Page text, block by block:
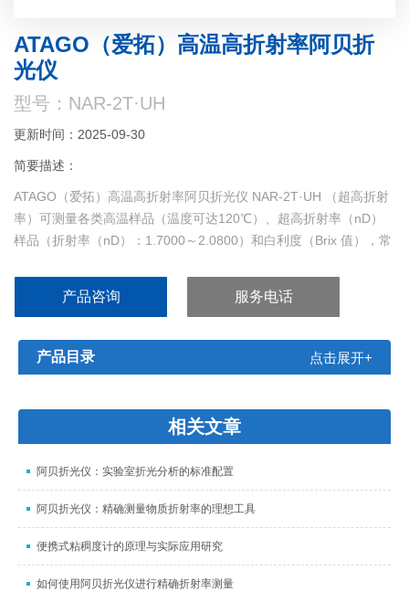
ATAGO（爱拓）高温高折射率阿贝折
光仪
型号：NAR-2T·UH
更新时间：2025-09-30
简要描述：
ATAGO（爱拓）高温高折射率阿贝折光仪 NAR-2T·UH （超高折射
率）可测量各类高温样品（温度可达120℃）、超高折射率（nD）
样品（折射率（nD）：1.7000～2.0800）和白利度（Brix 值），常
产品咨询 服务电话
产品目录 点击展开+
相关文章
阿贝折光仪：实验室折光分析的标准配置
阿贝折光仪：精确测量物质折射率的理想工具
便携式粘稠度计的原理与实际应用研究
如何使用阿贝折光仪进行精确折射率测量